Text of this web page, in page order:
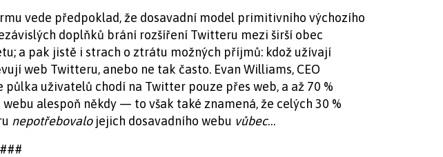
vede předpoklad, že dosavadní model primitivního výchozího
doplňků brání rozšíření Twitteru mezi širší obec
a pak jistě i strach o ztrátu možných příjmů: kdož užívají
web Twitteru, anebo ne tak často. Evan Williams, CEO
půlka uživatelů chodí na Twitter pouze přes web, a až 70 %
alespoň někdy — to však také znamená, že celých 30 %
nepotřebovalo jejich dosavadního webu vůbec…